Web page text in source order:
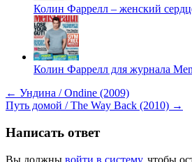
Колин Фаррелл – женский
Колин Фаррелл для журнала
← Ундина / Ondine (2009)
Путь домой / The Way Back (2010) →
Написать ответ
Вы должны войти в систему, чтобы